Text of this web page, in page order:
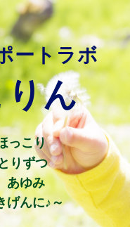
ートラボ
ん
っこり
つ
ゆみ
♪～